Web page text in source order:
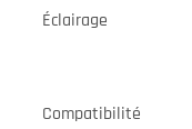
Éclairage
Compatibilité